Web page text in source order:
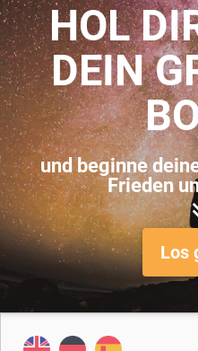
HOL
DEIN
und beginne
Frieden
Los